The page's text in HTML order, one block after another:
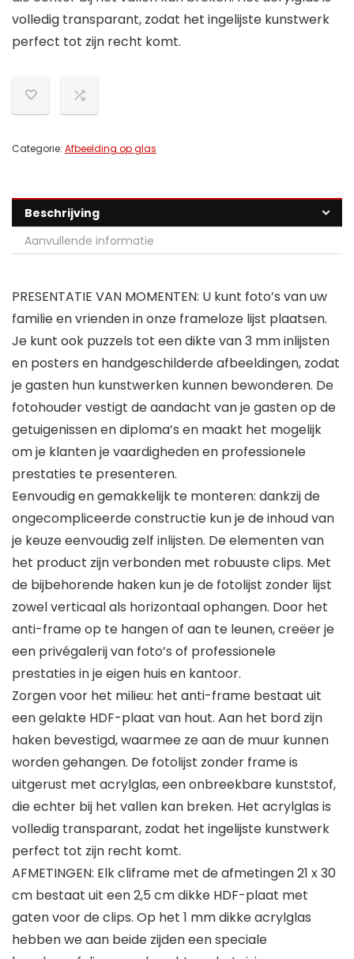
volledig transparant, zodat het ingelijste kunstwerk
perfect tot zijn recht komt.
Categorie: Afbeelding op glas
Beschrijving
Aanvullende informatie
PRESENTATIE VAN MOMENTEN: U kunt foto’s van uw
familie en vrienden in onze frameloze lijst plaatsen.
Je kunt ook puzzels tot een dikte van 3 mm inlijsten
en posters en handgeschilderde afbeeldingen, zodat
je gasten hun kunstwerken kunnen bewonderen. De
fotohouder vestigt de aandacht van je gasten op de
getuigenissen en diploma’s en maakt het mogelijk
om je klanten je vaardigheden en professionele
prestaties te presenteren.
Eenvoudig en gemakkelijk te monteren: dankzij de
ongecompliceerde constructie kun je de inhoud van
je keuze eenvoudig zelf inlijsten. De elementen van
het product zijn verbonden met robuuste clips. Met
de bijbehorende haken kun je de fotolijst zonder lijst
zowel verticaal als horizontaal ophangen. Door het
anti-frame op te hangen of aan te leunen, creëer je
een privégalerij van foto’s of professionele
prestaties in je eigen huis en kantoor.
Zorgen voor het milieu: het anti-frame bestaat uit
een gelakte HDF-plaat van hout. Aan het bord zijn
haken bevestigd, waarmee ze aan de muur kunnen
worden gehangen. De fotolijst zonder frame is
uitgerust met acrylglas, een onbreekbare kunststof,
die echter bij het vallen kan breken. Het acrylglas is
volledig transparant, zodat het ingelijste kunstwerk
perfect tot zijn recht komt.
AFMETINGEN: Elk cliframe met de afmetingen 21 x 30
cm bestaat uit een 2,5 cm dikke HDF-plaat met
gaten voor de clips. Op het 1 mm dikke acrylglas
hebben we aan beide zijden een speciale